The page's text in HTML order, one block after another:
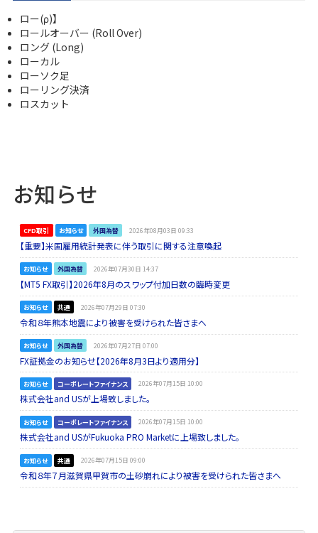
ロー(ρ)】
ロールオーバー (Roll Over)
ロング (Long)
ローカル
ローソク足
ローリング決済
ロスカット
お知らせ
CFD取引 お知らせ 外国為替 2026年08月03日 09:33
【重要】米国雇用統計発表に伴う取引に関する注意喚起
お知らせ 外国為替 2026年07月30日 14:37
【MT5 FX取引】2026年8月のスワップ付加日数の臨時変更
お知らせ 共通 2026年07月29日 07:30
令和８年熊本地震により被害を受けられた皆さまへ
お知らせ 外国為替 2026年07月27日 07:00
FX証拠金のお知らせ【2026年8月3日より適用分】
お知らせ コーポレートファイナンス 2026年07月15日 10:00
株式会社and USが上場致しました。
お知らせ コーポレートファイナンス 2026年07月15日 10:00
株式会社and USがFukuoka PRO Marketに上場致しました。
お知らせ 共通 2026年07月15日 09:00
令和８年７月滋賀県甲賀市の土砂崩れにより被害を受けられた皆さまへ